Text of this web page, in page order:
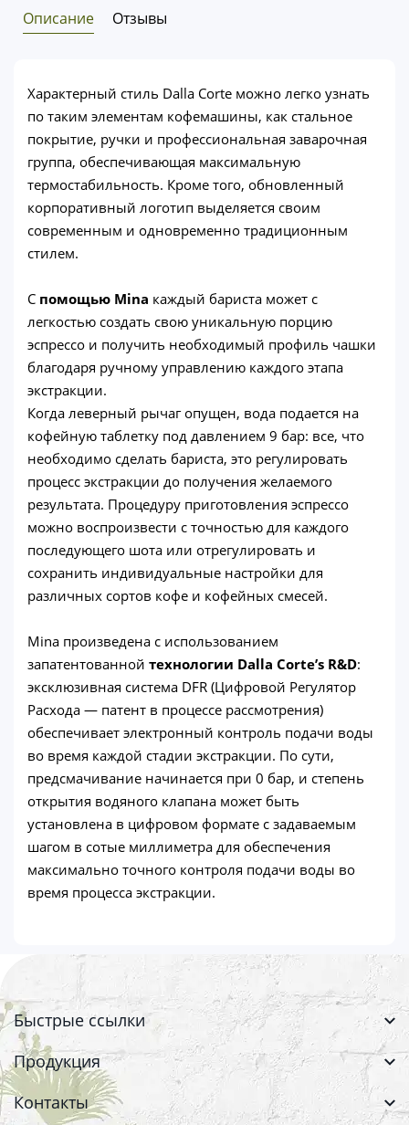
Описание Отзывы
Характерный стиль Dalla Corte можно легко узнать
по таким элементам кофемашины, как стальное
покрытие, ручки и профессиональная заварочная
группа, обеспечивающая максимальную
термостабильность. Кроме того, обновленный
корпоративный логотип выделяется своим
современным и одновременно традиционным
стилем.
С помощью Mina каждый бариста может с
легкостью создать свою уникальную порцию
эспрессо и получить необходимый профиль чашки
благодаря ручному управлению каждого этапа
экстракции.
Когда леверный рычаг опущен, вода подается на
кофейную таблетку под давлением 9 бар: все, что
необходимо сделать бариста, это регулировать
процесс экстракции до получения желаемого
результата. Процедуру приготовления эспрессо
можно воспроизвести с точностью для каждого
последующего шота или отрегулировать и
сохранить индивидуальные настройки для
различных сортов кофе и кофейных смесей.
Mina произведена с использованием
запатентованной технологии Dalla Corte’s R&D:
эксклюзивная система DFR (Цифровой Регулятор
Расхода — патент в процессе рассмотрения)
обеспечивает электронный контроль подачи воды
во время каждой стадии экстракции. По сути,
предсмачивание начинается при 0 бар, и степень
открытия водяного клапана может быть
установлена в цифровом формате с задаваемым
шагом в сотые миллиметра для обеспечения
максимально точного контроля подачи воды во
время процесса экстракции.
Быстрые ссылки
Продукция
Контакты